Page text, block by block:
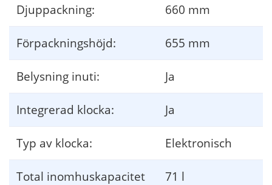
Djuppackning: 660 mm
Förpackningshöjd: 655 mm
Belysning inuti: Ja
Integrerad klocka: Ja
Typ av klocka: Elektronisch
Total inomhuskapacitet
71 l